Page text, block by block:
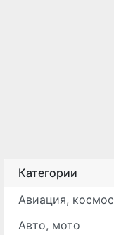
Категории
Авиация, космос
Авто, мото